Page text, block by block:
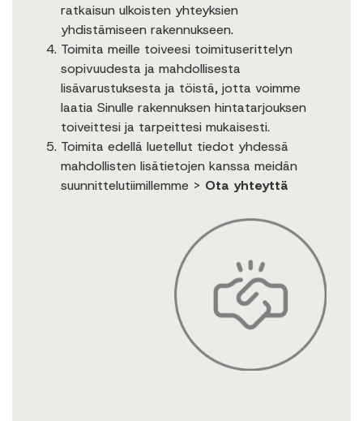
ratkaisun ulkoisten yhteyksien
yhdistämiseen rakennukseen.
Toimita meille toiveesi toimituserittelyn
sopivuudesta ja mahdollisesta
lisävarustuksesta ja töistä, jotta voimme
laatia Sinulle rakennuksen hintatarjouksen
toiveittesi ja tarpeittesi mukaisesti.
Toimita edellä luetellut tiedot yhdessä
mahdollisten lisätietojen kanssa meidän
suunnittelutiimillemme > Ota yhteyttä